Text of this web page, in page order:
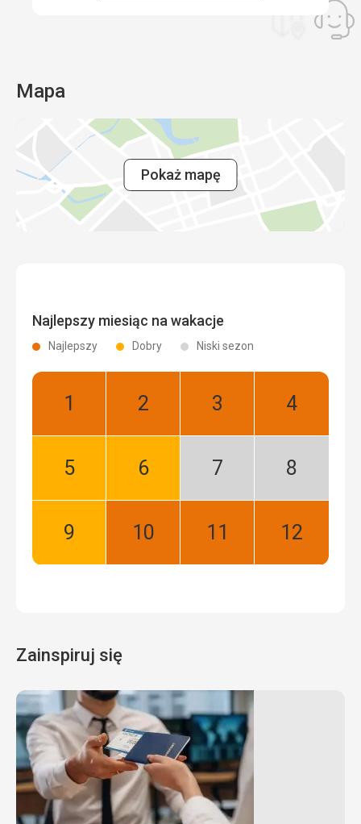
Mapa
Pokaż mapę
Najlepszy miesiąc na wakacje
Najlepszy Dobry Niski sezon
Styczeń:
Luty:
Marzec:
Kwiecień:
Maj:
Czerwiec:
Lipiec:
Sierpień:
Wrzesień:
Październik:
Listopad:
Grudzień:
Najlepszy
Zainspiruj się